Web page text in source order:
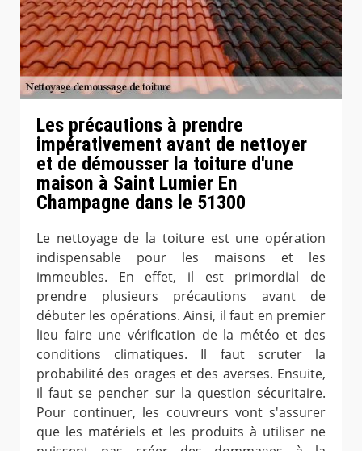
Les précautions à prendre
impérativement avant de nettoyer
et de démousser la toiture d'une
maison à Saint Lumier En
Champagne dans le 51300
Le nettoyage de la toiture est une opération
indispensable pour les maisons et les
immeubles. En effet, il est primordial de
prendre plusieurs précautions avant de
débuter les opérations. Ainsi, il faut en premier
lieu faire une vérification de la météo et des
conditions climatiques. Il faut scruter la
probabilité des orages et des averses. Ensuite,
il faut se pencher sur la question sécuritaire.
Pour continuer, les couvreurs vont s'assurer
que les matériels et les produits à utiliser ne